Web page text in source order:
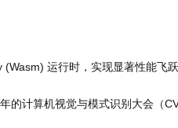
运行时，实现显著性能飞跃
的计算机视觉与模式识别大会（